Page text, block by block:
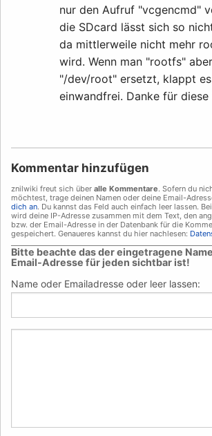
nur den Aufruf "vcgencmd"
die SDcard lässt sich so
da mittlerweile nicht mehr
wird. Wenn man "rootfs"
"/dev/root" ersetzt, klappt
einwandfrei. Danke für
Kommentar hinzufügen
znilwiki freut sich über alle Kommentare. Sofern du
möchtest, trage deinen Namen oder deine Email-
dich an. Du kannst das Feld auch einfach leer lassen.
wird deine IP-Adresse zusammen mit dem Text, den
bzw. der Email-Adresse in der Datenbank für die
gespeichert. Genaueres kannst du hier nachlesen:
Bitte beachte das der eingetragene
Email-Adresse für jeden sichtbar ist!
Name oder Emailadresse oder leer lassen: